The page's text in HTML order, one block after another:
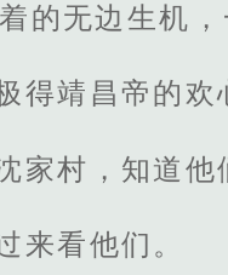
的无边生机
得靖昌帝的欢
家村，知道他
来看他们。